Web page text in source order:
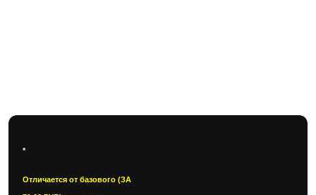
*
Отличается от базового (ЗА